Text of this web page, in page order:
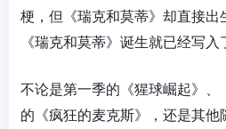
梗，但《瑞克和莫蒂》却直接出
《瑞克和莫蒂》诞生就已经写入
不论是第一季的《猩球崛起》
的《疯狂的麦克斯》，还是其